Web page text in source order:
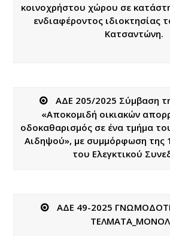
κοινοχρήστου χώρου σε
ενδιαφέροντος ιδιοκτησίας
Κατσαντώνη.
ΑΔΕ 205/2025 Σύμβαση
«Αποκομιδή οικιακών
οδοκαθαρισμός σε ένα τμήμα
Αιδηψού», με συμμόρφωση της
του Ελεγκτικού
ΑΔΕ 49-2025